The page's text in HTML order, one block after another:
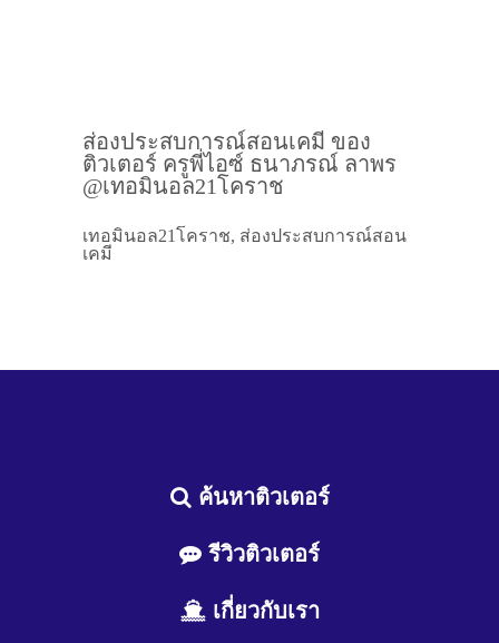
ส่องประสบการณ์สอนเคมี ของ
ติวเตอร์ ครูพี่ไอซ์ ธนาภรณ์ ลาพร
@เทอมินอล21โคราช
เทอมินอล21โคราช, ส่องประสบการณ์สอน
เคมี
ค้นหาติวเตอร์
รีวิวติวเตอร์
เกี่ยวกับเรา